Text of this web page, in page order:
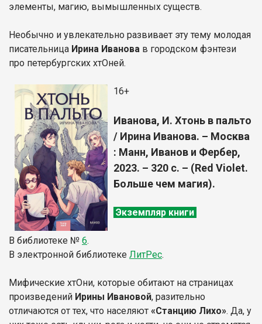
элементы, магию, вымышленных существ.
Необычно и увлекательно развивает эту тему молодая
писательница Ирина Иванова в городском фэнтези
про петербургских хтОней.
16+
Иванова, И. Хтонь в пальто
/ Ирина Иванова. – Москва
: Манн, Иванов и Фербер,
2023. – 320 с. – (Red Violet.
Больше чем магия).
Экземпляр книги
В библиотеке № 6.
В электронной библиотеке ЛитРес.
Мифические хтОни, которые обитают на страницах
произведений Ирины Ивановой, разительно
отличаются от тех, что населяют «Станцию Лихо». Да, у